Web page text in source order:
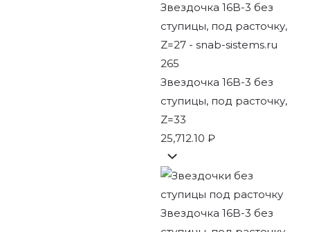
Звездочка 16B-3 без
ступицы, под расточку,
Z=33
25,712.10₽